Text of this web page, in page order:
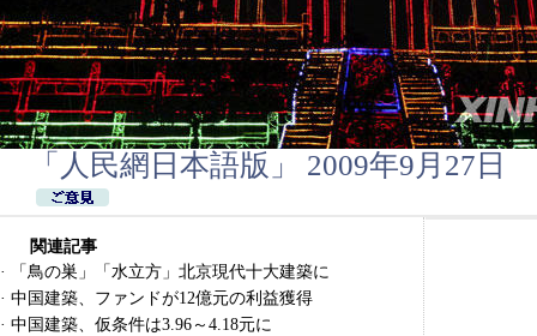
「人民網日本語版」 2009年9月27日
関連記事
·
「鳥の巣」「水立方」北京現代十大建築に
· 中国建築、ファンドが12億元の利益獲得
· 中国建築、仮条件は3.96～4.18元に